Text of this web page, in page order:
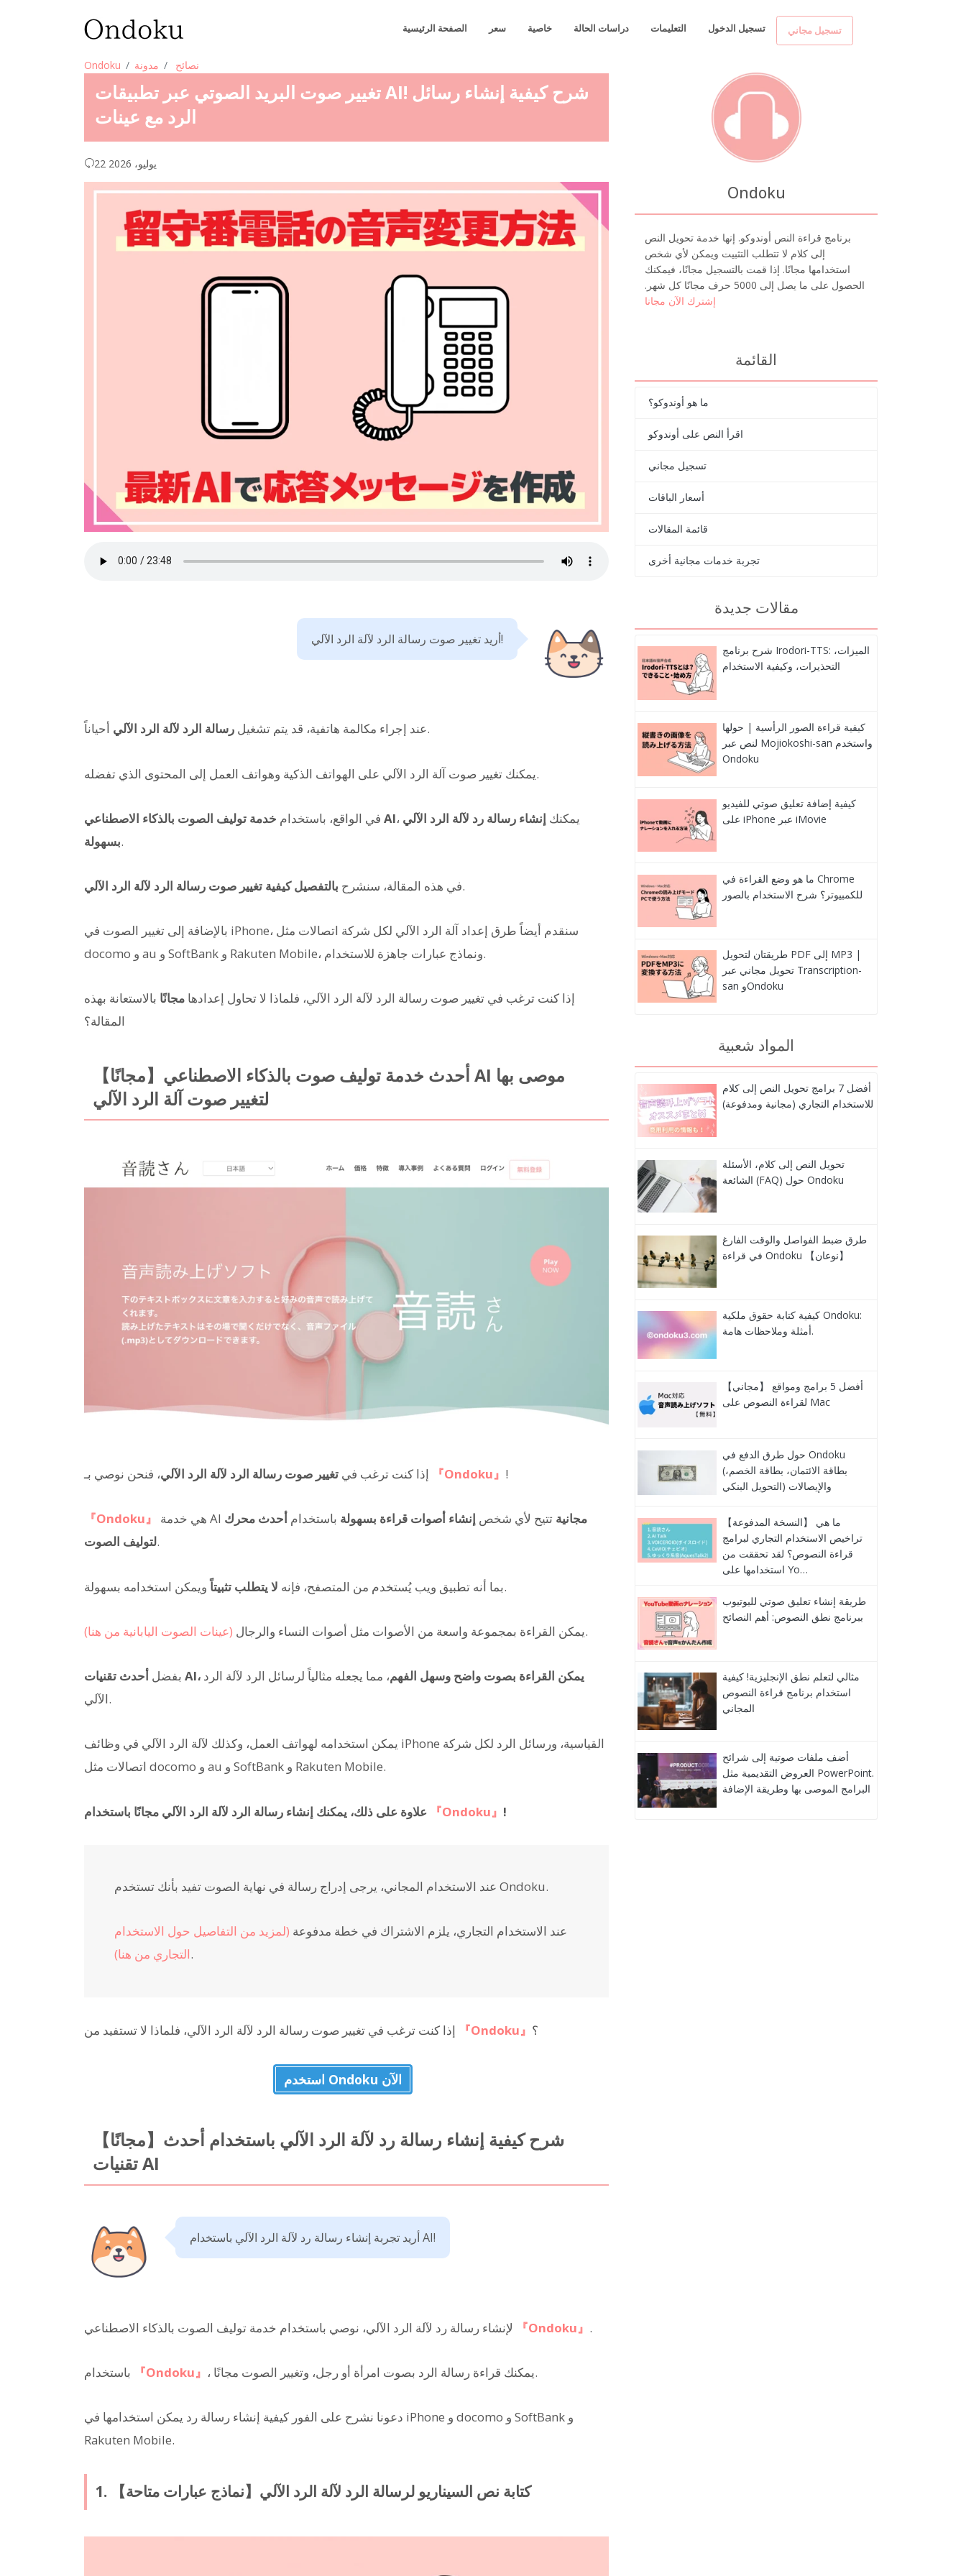
الصفحة الرئيسية سعر خاصية دراسات الحالة التعليمات تسجيل الدخول تسجيل مجاني
Ondoku مدونة نصائح
تغيير صوت البريد الصوتي عبر تطبيقات AI! شرح كيفية إنشاء رسائل
الرد مع عينات
22 يوليو، 2026
أريد تغيير صوت رسالة الرد لآلة الرد الآلي!
عند إجراء مكالمة هاتفية، قد يتم تشغيل رسالة الرد لآلة الرد الآلي أحياناً.
يمكنك تغيير صوت آلة الرد الآلي على الهواتف الذكية وهواتف العمل إلى المحتوى الذي تفضله.
في الواقع، باستخدام خدمة توليف الصوت بالذكاء الاصطناعي AI ، يمكنك إنشاء رسالة رد لآلة الرد الآلي
بسهولة.
في هذه المقالة، سنشرح بالتفصيل كيفية تغيير صوت رسالة الرد لآلة الرد الآلي .
بالإضافة إلى تغيير الصوت في iPhone، سنقدم أيضاً طرق إعداد آلة الرد الآلي لكل شركة اتصالات مثل
docomo و au و SoftBank و Rakuten Mobile، ونماذج عبارات جاهزة للاستخدام.
إذا كنت ترغب في تغيير صوت رسالة الرد لآلة الرد الآلي، فلماذا لا تحاول إعدادها مجانًا بالاستعانة بهذه
المقالة؟
【مجانًا】أحدث خدمة توليف صوت بالذكاء الاصطناعي AI موصى بها
لتغيير صوت آلة الرد الآلي
إذا كنت ترغب في تغيير صوت رسالة الرد لآلة الرد الآلي 『Ondoku』 !
『Ondoku』 هي خدمة AI مجانية تتيح لأي شخص إنشاء أصوات قراءة بسهولة باستخدام أحدث محرك
لتوليف الصوت.
بما أنه تطبيق ويب يُستخدم من المتصفح، فإنه لا يتطلب تثبيتاً ويمكن استخدامه بسهولة.
يمكن القراءة بمجموعة واسعة من الأصوات مثل أصوات النساء والرجال (عينات الصوت اليابانية من هنا) .
بفضل أحدث تقنيات AI، يمكن القراءة بصوت واضح وسهل الفهم، مما يجعله مثالياً لرسائل الرد لآلة الرد
الآلي.
يمكن استخدامه لهواتف العمل، وكذلك لآلة الرد الآلي في وظائف iPhone القياسية، ورسائل الرد لكل شركة
اتصالات مثل docomo و au و SoftBank و Rakuten Mobile.
『Ondoku』 !
عند الاستخدام المجاني، يرجى إدراج رسالة في نهاية الصوت تفيد بأنك تستخدم Ondoku.
عند الاستخدام التجاري، يلزم الاشتراك في خطة مدفوعة (لمزيد من التفاصيل حول الاستخدام
التجاري من هنا).
『Ondoku』 ؟
استخدم Ondoku الآن
【مجانًا】شرح كيفية إنشاء رسالة رد لآلة الرد الآلي باستخدام أحدث
تقنيات AI
أريد تجربة إنشاء رسالة رد لآلة الرد الآلي باستخدام AI!
『Ondoku』 .
『Ondoku』 ، يمكنك قراءة رسالة الرد بصوت امرأة أو رجل، وتغيير الصوت مجانًا.
دعونا نشرح على الفور كيفية إنشاء رسالة رد يمكن استخدامها في iPhone و docomo و SoftBank و
Rakuten Mobile.
1. 【نماذج عبارات متاحة】كتابة نص السيناريو لرسالة الرد لآلة الرد الآلي
Ondoku
برنامج قراءة النص أوندوكو. إنها خدمة تحويل النص
إلى كلام لا تتطلب التثبيت ويمكن لأي شخص
استخدامها مجانًا. إذا قمت بالتسجيل مجانًا، فيمكنك
الحصول على ما يصل إلى 5000 حرف مجانًا كل شهر.
إشترك الآن مجانا
القائمة
ما هو أوندوكو؟
اقرأ النص على أوندوكو
تسجيل مجاني
أسعار الباقات
قائمة المقالات
تجربة خدمات مجانية أخرى
مقالات جديدة
شرح برنامج Irodori-TTS: الميزات،
التحذيرات، وكيفية الاستخدام
كيفية قراءة الصور الرأسية | حولها
لنص عبر Mojiokoshi-san واستخدم
Ondoku
كيفية إضافة تعليق صوتي للفيديو
على iPhone عبر iMovie
ما هو وضع القراءة في Chrome
للكمبيوتر؟ شرح الاستخدام بالصور
طريقتان لتحويل PDF إلى MP3 |
تحويل مجاني عبر Transcription-
san وOndoku
المواد شعبية
أفضل 7 برامج تحويل النص إلى كلام
للاستخدام التجاري (مجانية ومدفوعة)
تحويل النص إلى كلام، الأسئلة
الشائعة (FAQ) حول Ondoku
طرق ضبط الفواصل والوقت الفارغ
في قراءة Ondoku 【نوعان】
كيفية كتابة حقوق ملكية Ondoku:
أمثلة وملاحظات هامة.
【مجاني】 أفضل 5 برامج ومواقع
لقراءة النصوص على Mac
حول طرق الدفع في Ondoku
(بطاقة الائتمان، بطاقة الخصم،
التحويل البنكي) والإيصالات
【النسخة المدفوعة】 ما هي
تراخيص الاستخدام التجاري لبرامج
قراءة النصوص؟ لقد تحققت من
استخدامها على Yo…
طريقة إنشاء تعليق صوتي لليوتيوب
ببرنامج نطق النصوص: أهم النصائح
مثالي لتعلم نطق الإنجليزية! كيفية
استخدام برنامج قراءة النصوص
المجاني
أضف ملفات صوتية إلى شرائح
العروض التقديمية مثل PowerPoint.
البرامج الموصى بها وطريقة الإضافة